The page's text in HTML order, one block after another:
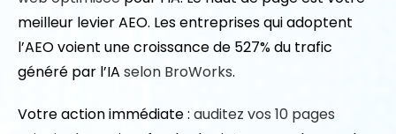
meilleur levier AEO. Les entreprises qui adoptent
l’AEO voient une croissance de 527% du trafic
généré par l’IA selon BroWorks.
Votre action immédiate : auditez vos 10 pages